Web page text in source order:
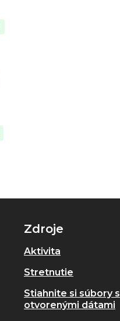
Zdroje
Aktivita
Stretnutie
Stiahnite si súbory s
otvorenými dátami